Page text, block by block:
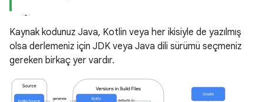
Kaynak kodunuz Java, Kotlin veya her ikisiyle de yazılmış
olsa derlemeniz için JDK veya Java dili sürümü seçmeniz
gereken birkaç yer vardır.